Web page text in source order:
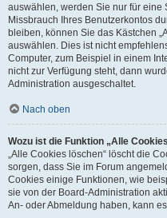
auswählen, werden Sie nur für eine
Missbrauch Ihres Benutzerkontos
bleiben, können Sie das Kästchen
auswählen. Dies ist nicht
Computer, zum Beispiel in einem
nicht zur Verfügung steht, dann
Administration ausgeschaltet.
Nach oben
Wozu ist die Funktion „Alle
„Alle Cookies löschen“ löscht die
sorgen, dass Sie im Forum
Cookies einige Funktionen, wie
sie von der Board-Administration
An- oder Abmeldung haben, kann